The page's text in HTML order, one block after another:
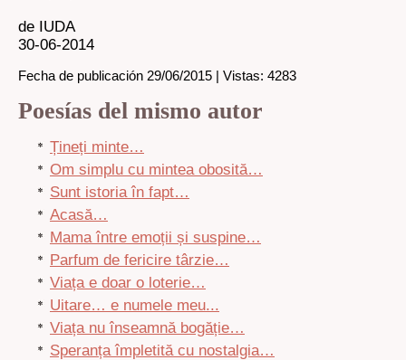
de IUDA
30-06-2014
Fecha de publicación 29/06/2015 | Vistas: 4283
Poesías del mismo autor
Țineți minte…
Om simplu cu mintea obosită…
Sunt istoria în fapt…
Acasă…
Mama între emoții și suspine…
Parfum de fericire târzie…
Viața e doar o loterie…
Uitare… e numele meu...
Viața nu înseamnă bogăție…
Speranța împletită cu nostalgia…